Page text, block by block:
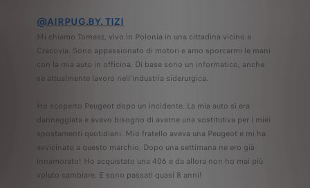
@AIRPUG.BY. TIZI
Mi chiamo Tomasz, vivo in Polonia in una cittadina vicino a
Cracovia. Sono appassionato di motori e amo sporcarmi le mani
con la mia auto in officina. Di base sono un informatico, anche
se attualmente lavoro nell'industria siderurgica.
Ho scoperto Peugeot dopo un incidente. La mia auto si era
danneggiata e avevo bisogno di averne una sostitutiva per i miei
spostamenti quotidiani. Mio fratello aveva una Peugeot e mi ha
avvicinato a questo marchio. Dopo una settimana ne ero già
innamorato! Ho acquistato una 406 e da allora non ho mai più
voluto cambiare. E sono passati quasi 8 anni!